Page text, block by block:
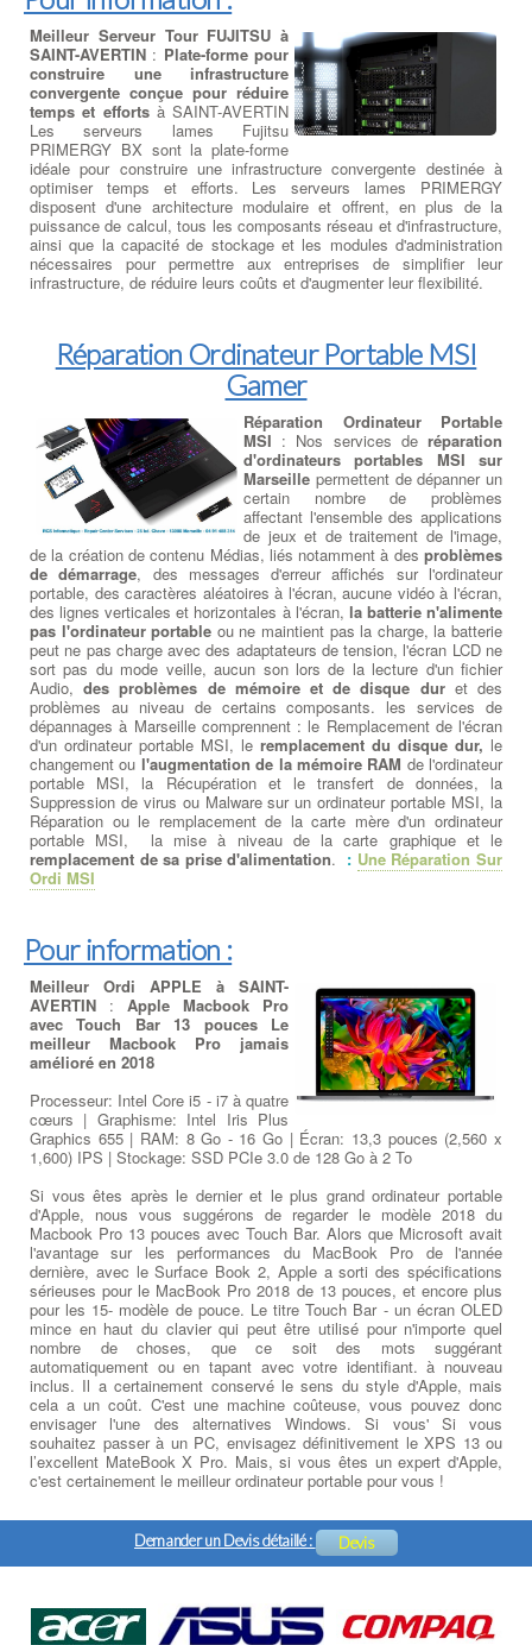
Meilleur Serveur Tour FUJITSU à
SAINT-AVERTIN : Plate-forme pour
construire une infrastructure
convergente conçue pour réduire
temps et effortsà SAINT-AVERTIN
Les serveurs lames Fujitsu
PRIMERGY BX sont la plate-forme
idéale pour construire une infrastructure convergente destinée à
optimiser temps et efforts. Les serveurs lames PRIMERGY
disposent d'une architecture modulaire et offrent, en plus de la
puissance de calcul, tous les composants réseau et d'infrastructure,
ainsi que la capacité de stockage et les modules d'administration
nécessaires pour permettre aux entreprises de simplifier leur
infrastructure, de réduire leurs coûts et d'augmenter leur flexibilité.
Réparation Ordinateur Portable MSI
Gamer
Réparation Ordinateur Portable
MSI : Nos services de réparation
d'ordinateurs portables MSI sur
Marseille permettent de dépanner un
certain nombre de problèmes
affectant l'ensemble des applications
de jeux et de traitement de l'image,
de la création de contenu Médias, liés notamment à des problèmes
de démarrage, des messages d'erreur affichés sur l'ordinateur
portable, des caractères aléatoires à l'écran, aucune vidéo à l'écran,
des lignes verticales et horizontales à l'écran, la batterie n'alimente
pas l'ordinateur portable ou ne maintient pas la charge, la batterie
peut ne pas charge avec des adaptateurs de tension, l'écran LCD ne
sort pas du mode veille, aucun son lors de la lecture d'un fichier
Audio,des problèmes de mémoire et de disque duret des
problèmes au niveau de certains composants. les services de
dépannages à Marseille comprennent : le Remplacement de l'écran
d'un ordinateur portable MSI, le remplacement du disque dur, le
changement ou l'augmentation de la mémoire RAM de l'ordinateur
portable MSI, la Récupération et le transfert de données, la
Suppression de virus ou Malware sur un ordinateur portable MSI, la
Réparation ou le remplacement de la carte mère d'un ordinateur
portable MSI, la mise à niveau de la carte graphique et le
remplacement de sa prise d'alimentation. : Une Réparation Sur
Ordi MSI
Pour information :
Meilleur Ordi APPLE à SAINT-
AVERTIN : Apple Macbook Pro
avec Touch Bar 13 pouces Le
meilleur Macbook Pro jamais
amélioré en 2018
Processeur: Intel Core i5 - i7 à quatre
cœurs | Graphisme: Intel Iris Plus
Graphics 655 | RAM: 8 Go - 16 Go | Écran: 13,3 pouces (2,560 x
1,600) IPS | Stockage: SSD PCIe 3.0 de 128 Go à 2 To
Si vous êtes après le dernier et le plus grand ordinateur portable
d'Apple, nous vous suggérons de regarder le modèle 2018 du
Macbook Pro 13 pouces avec Touch Bar. Alors que Microsoft avait
l'avantage sur les performances du MacBook Pro de l'année
dernière, avec le Surface Book 2, Apple a sorti des spécifications
sérieuses pour le MacBook Pro 2018 de 13 pouces, et encore plus
pour les 15- modèle de pouce. Le titre Touch Bar - un écran OLED
mince en haut du clavier qui peut être utilisé pour n'importe quel
nombre de choses, que ce soit des mots suggérant
automatiquement ou en tapant avec votre identifiant. à nouveau
inclus. Il a certainement conservé le sens du style d'Apple, mais
cela a un coût. C'est une machine coûteuse, vous pouvez donc
envisager l'une des alternatives Windows. Si vous' Si vous
souhaitez passer à un PC, envisagez définitivement le XPS 13 ou
l’excellent MateBook X Pro. Mais, si vous êtes un expert d'Apple,
c'est certainement le meilleur ordinateur portable pour vous !
Demander un Devis détaillé : Devis